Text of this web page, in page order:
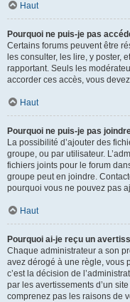
Haut
Pourquoi ne puis-je pas
Certains forums peuvent être
les consulter, les lire, y poster,
rapportant. Seuls les
accorder ces accès, vous
Haut
Pourquoi ne puis-je pas
La possibilité d’ajouter des
groupe, ou par utilisateur.
fichiers joints pour le forum
groupe peut en joindre.
pourquoi vous ne pouvez pas
Haut
Pourquoi ai-je reçu un
Chaque administrateur a son
avez dérogé à une règle, vous
c’est la décision de
par les avertissements d’un
comprenez pas les raisons de